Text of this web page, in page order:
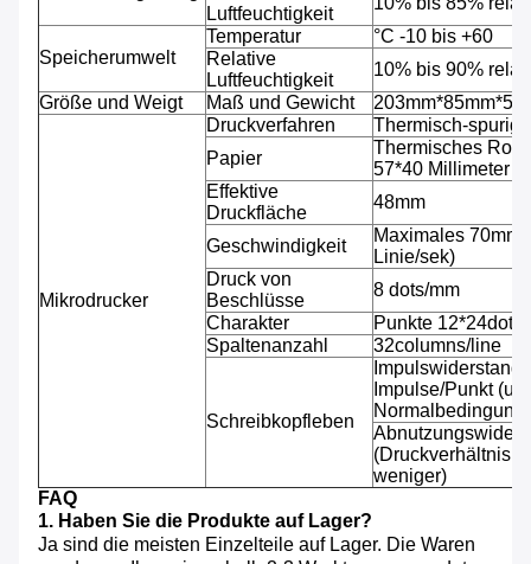
Luftfeuchtigkeit
Speicherumwelt
Temperatur
°C -10 bis +60
Relative
Luftfeuchtigkeit
10% bis 90%
Größe und Weigt
Maß und Gewicht
Mikrodrucker
Druckverfahren
Thermisch-
Papier
Thermisches
57*40 Millimeter
Effektive
Druckfläche
48mm
Geschwindigkeit
Maximales
Linie/sek)
Druck von
Beschlüsse
8 dots/mm
Charakter
Punkte 12*24dots
Spaltenanzahl
32columns/line
Schreibkopfleben
Impulse/Punkt
(Druckverhältnis
weniger)
FAQ
1. Haben Sie die Produkte auf Lager?
Ja sind die meisten Einzelteile auf Lager. Die Waren